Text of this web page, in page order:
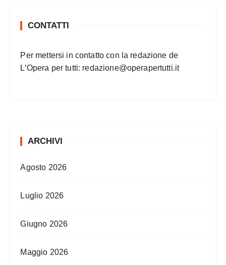
CONTATTI
Per mettersi in contatto con la redazione de
L’Opera per tutti: redazione@operapertutti.it
ARCHIVI
Agosto 2026
Luglio 2026
Giugno 2026
Maggio 2026